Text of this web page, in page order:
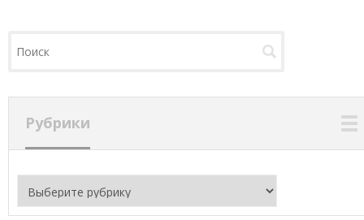
Рубрики
Рубрики